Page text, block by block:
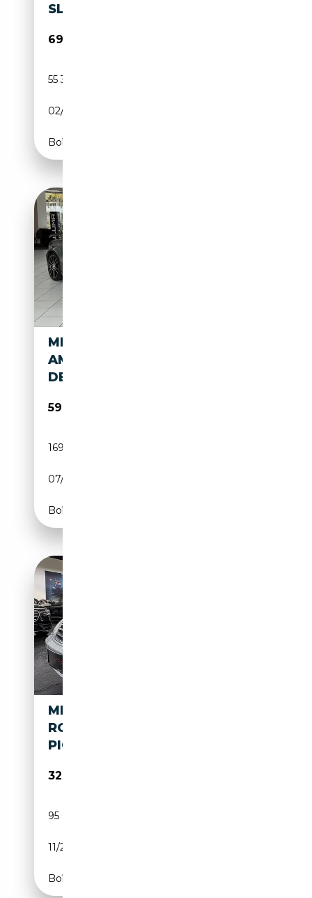
SL
69 900€
55 300 km
02/1993
Boîte automatique
MERCEDES-BENZ SL 600 65
AMG BLACK-SERIES UMBAU
DESIGNO 20LM
59 900€
169 040 km
07/2008
Boîte automatique
MERCEDES-BENZ SL 600
ROADSTER AUT. * SERVICE +
PICKERL NEU * FINANZI...
32 990€
95 000 km
11/2003
Boîte automatique